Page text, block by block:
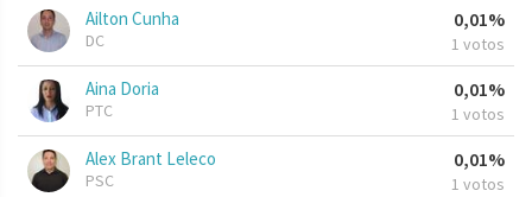
Ailton Cunha
DC
0,01%
1 votos
Aina Doria
PTC
0,01%
1 votos
Alex Brant Leleco
PSC
0,01%
1 votos